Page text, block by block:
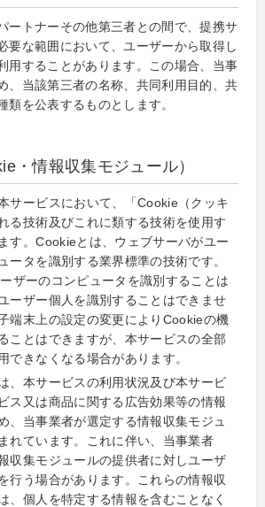
ートナーその他第三者との間で、提携サ
要な範囲において、ユーザーから取得し
用することがあります。この場合、当事
、当該第三者の名称、共同利用目的、共
類を公表するものとします。
・情報収集モジュール）
サービスにおいて、「Cookie（クッキ
る技術及びこれに類する技術を使用す
す。Cookieとは、ウェブサーバがユー
ータを識別する業界標準の技術です。
ザーのコンピュータを識別することは
ーザー個人を識別することはできませ
端末上の設定の変更によりCookieの機
ことはできますが、本サービスの全部
できなくなる場合があります。
、本サービスの利用状況及び本サービ
ス又は商品に関する広告効果等の情報
、当事業者が選定する情報収集モジュ
れています。これに伴い、当事業者
収集モジュールの提供者に対しユーザ
行う場合があります。これらの情報収
、個人を特定する情報を含むことなく